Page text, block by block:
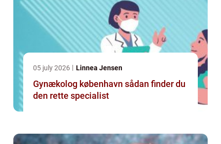
05 july 2026 Linnea Jensen
Gynækolog københavn sådan finder du
den rette specialist